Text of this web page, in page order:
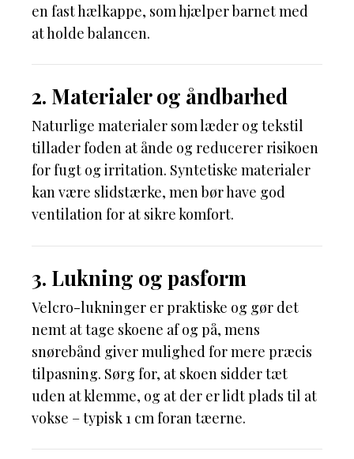
en fast hælkappe, som hjælper barnet med
at holde balancen.
2. Materialer og åndbarhed
Naturlige materialer som læder og tekstil
tillader foden at ånde og reducerer risikoen
for fugt og irritation. Syntetiske materialer
kan være slidstærke, men bør have god
ventilation for at sikre komfort.
3. Lukning og pasform
Velcro-lukninger er praktiske og gør det
nemt at tage skoene af og på, mens
snørebånd giver mulighed for mere præcis
tilpasning. Sørg for, at skoen sidder tæt
uden at klemme, og at der er lidt plads til at
vokse – typisk 1 cm foran tæerne.